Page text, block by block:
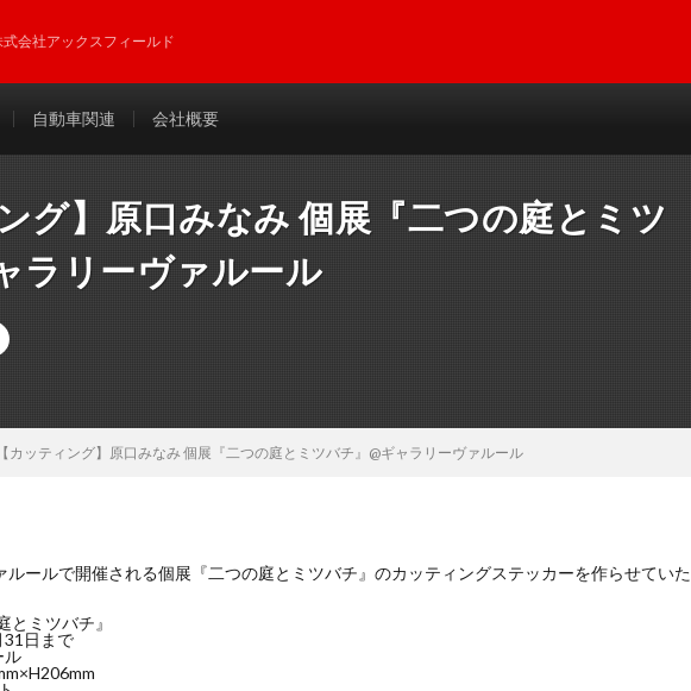
式会社アックスフィールド
自動車関連 会社概要
グ】原口みなみ 個展『二つの庭とミツ
ラリーヴァルール
【カッティング】原口みなみ 個展『二つの庭とミツバチ』@ギャラリーヴァルール
ルールで開催される個展『二つの庭とミツバチ』のカッティングステッカーを作らせていた
とミツバチ』
31日まで
ル